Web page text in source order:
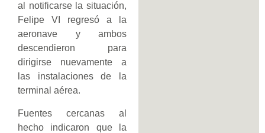
al notificarse la situación,
Felipe VI regresó a la
aeronave y ambos
descendieron para
dirigirse nuevamente a
las instalaciones de la
terminal aérea.
Fuentes cercanas al
hecho indicaron que la